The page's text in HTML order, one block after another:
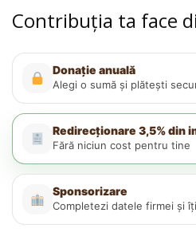
Contribuția ta face
Donație anuală
Alegi o sumă și plătești
Redirecționare 3,5% din
Fără niciun cost pentru tine
Sponsorizare
Completezi datele firmei și